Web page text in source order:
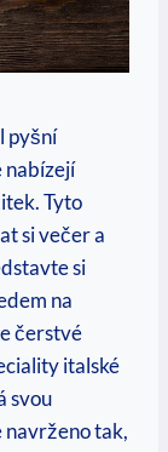
pyšní
nabízejí
Tyto
si večer a
si
na
čerstvé
italské
svou
navrženo tak,